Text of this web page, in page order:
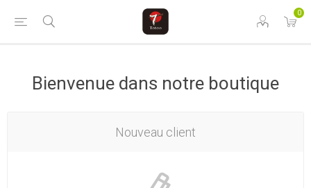
0
Bienvenue dans notre boutique
Nouveau client